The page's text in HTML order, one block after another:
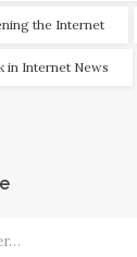
the Internet
in Internet News